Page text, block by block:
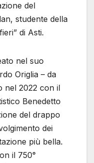
del
studente della
di Asti.
nel suo
Origlia – da
nel 2022 con il
Benedetto
del drappo
dei
più bella.
il 750°